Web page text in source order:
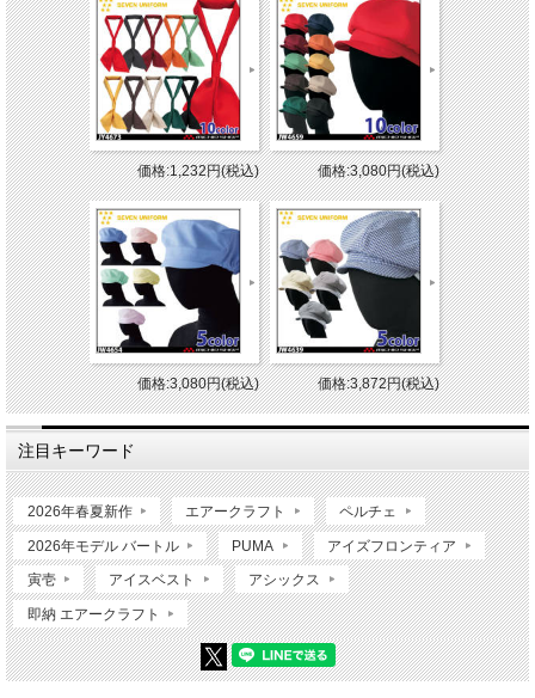
価格:1,232円(税込) 価格:3,080円(税込)
価格:3,080円(税込) 価格:3,872円(税込)
注目キーワード
2026年春夏新作 エアークラフト ペルチェ
2026年モデル バートル PUMA アイズフロンティア
寅壱 アイスベスト アシックス
即納 エアークラフト